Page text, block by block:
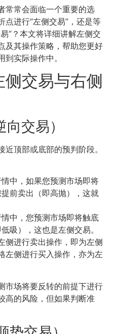
常常会面临一个重要的选
点进行“左侧交易”，还是等
”？本文将详细讲解左侧交
及其操作策略，帮助您更好
实际操作中。
交易与右侧
交易）
顶部或底部的预判阶段。
情中，如果您预测市场即将
前卖出（即高抛），这就
情中，您预测市场即将触底
吸），这也是左侧交易。
侧进行卖出操作，即为左侧
左侧进行买入操作，亦为左
市场将要反转的前提下进行
高的风险，但如果判断准